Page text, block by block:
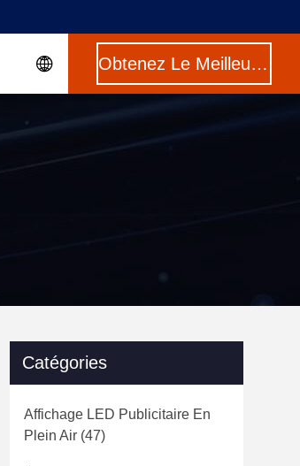
Obtenez Le Meilleur Prix
Catégories
Affichage LED Publicitaire En
Plein Air (47)